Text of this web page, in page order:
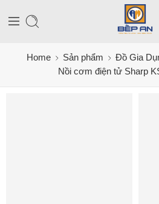
Home Sản phẩm Đồ Gia
Nồi cơm điện tử Sharp